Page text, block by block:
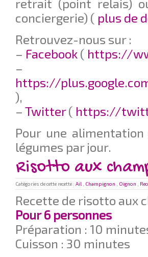
retrait (point relais)
conciergerie) ( plus de
Retrouvez-nous sur :
– Facebook ( https://
https://
),
– Twitter( https://
Pour une
légumes par jour.
Risotto aux
Catégories de cette recette : Ail Champignon Oignon
Recette de risotto aux
Pour 6 personnes
Préparation : 10
Cuisson : 30 minutes